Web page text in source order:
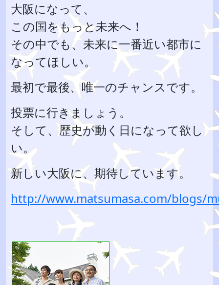
大阪になって、
この国をもっと未来へ！
その中でも、未来に一番近い都市に
なってほしい。
最初で最後、唯一のチャンスです。
投票に行きましょう。
そして、歴史が動く日になって欲し
い。
新しい大阪に、期待しています。
http://www.matsumasa.com/blogs/